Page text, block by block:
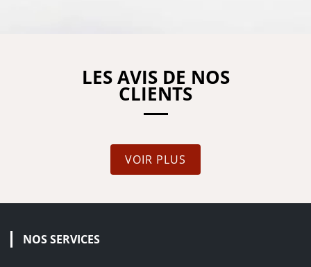
LES AVIS DE NOS
CLIENTS
VOIR PLUS
NOS SERVICES